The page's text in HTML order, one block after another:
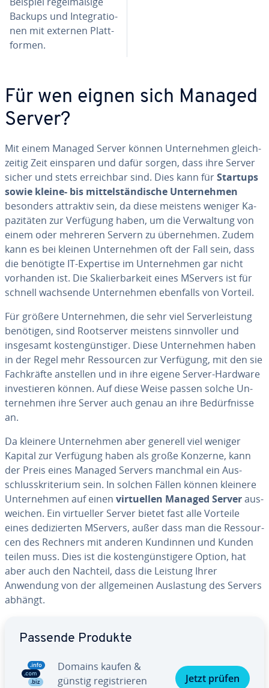
Backups und In­te­gra­tio­
nen mit externen Platt­
for­men.
Für wen eignen sich Managed
Server?
Mit einem Managed Server können Un­ter­neh­men gleich­
zei­tig Zeit einsparen und dafür sorgen, dass ihre Server
sicher und stets er­reich­bar sind. Dies kann fürStartups
sowie kleine- bis mit­tel­stän­di­sche Un­ter­neh­men
besonders attraktiv sein, da diese meistens weniger Ka­
pa­zi­tä­ten zur Verfügung haben, um die Ver­wal­tung von
einem oder mehreren Servern zu über­neh­men. Zudem
kann es bei kleinen Un­ter­neh­men oft der Fall sein, dass
die benötigte IT-Expertise im Un­ter­neh­men gar nicht
vorhanden ist. Die Ska­lier­bar­keit eines MServers ist für
schnell wachsende Un­ter­neh­men ebenfalls von Vorteil.
Für größere Un­ter­neh­men, die sehr viel Ser­ver­leis­tung
benötigen, sind Root­ser­ver meistens sinn­vol­ler und
insgesamt kos­ten­güns­ti­ger. Diese Un­ter­neh­men haben
in der Regel mehr Res­sour­cen zur Verfügung, mit den sie
Fach­kräf­te anstellen und in ihre eigene Server-Hardware
in­ves­tie­ren können. Auf diese Weise passen solche Un­
ter­neh­men ihre Server auch genau an ihre Be­dürf­nis­se
an.
Da kleinere Un­ter­neh­men aber generell viel weniger
Kapital zur Verfügung haben als große Konzerne, kann
der Preis eines Managed Servers manchmal ein Aus­
schluss­kri­te­ri­um sein. In solchen Fällen können kleinere
Un­ter­neh­men auf einen vir­tu­el­len Managed Serveraus­
wei­chen. Ein vir­tu­el­ler Server bietet fast alle Vorteile
eines de­di­zier­ten MServers, außer dass man die Res­sour­
cen des Rechners mit anderen Kundinnen und Kunden
teilen muss. Dies ist die kos­ten­güns­ti­ge­re Option, hat
aber auch den Nachteil, dass die Leistung Ihrer
Anwendung von der all­ge­mei­nen Aus­las­tung des Servers
abhängt.
Passende Produkte
Domains kaufen &
günstig re­gis­trie­ren
Jetzt prüfen